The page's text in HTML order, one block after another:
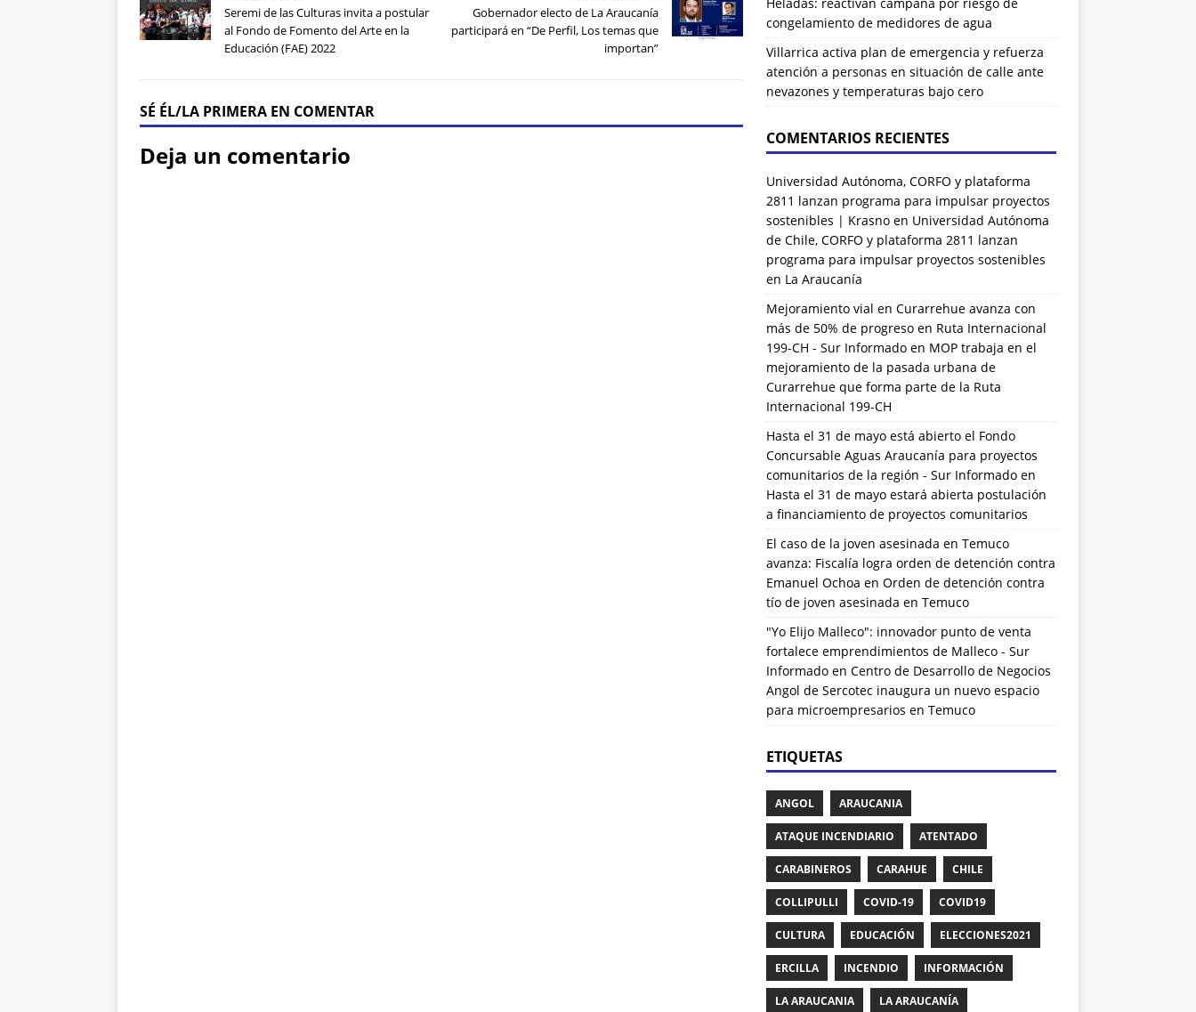
Seremi de las Culturas invita a postular
al Fondo de Fomento del Arte en la
Educación (FAE) 2022
Gobernador electo de La Araucanía
participará en “De Perfil, Los temas que
importan”
SÉ ÉL/LA PRIMERA EN COMENTAR
Deja un comentario
congelamiento de medidores de agua
Villarrica activa plan de emergencia y refuerza
atención a personas en situación de calle ante
nevazones y temperaturas bajo cero
COMENTARIOS RECIENTES
Universidad Autónoma, CORFO y plataforma
2811 lanzan programa para impulsar proyectos
sostenibles | Krasnoen Universidad Autónoma
de Chile, CORFO y plataforma 2811 lanzan
programa para impulsar proyectos sostenibles
en La Araucanía
Mejoramiento vial en Curarrehue avanza con
más de 50% de progreso en Ruta Internacional
199-CH - Sur Informadoen MOP trabaja en el
mejoramiento de la pasada urbana de
Curarrehue que forma parte de la Ruta
Internacional 199-CH
Hasta el 31 de mayo está abierto el Fondo
Concursable Aguas Araucanía para proyectos
comunitarios de la región - Sur Informadoen
Hasta el 31 de mayo estará abierta postulación
a financiamiento de proyectos comunitarios
El caso de la joven asesinada en Temuco
avanza: Fiscalía logra orden de detención contra
Emanuel Ochoa en Orden de detención contra
tío de joven asesinada en Temuco
"Yo Elijo Malleco": innovador punto de venta
fortalece emprendimientos de Malleco - Sur
Informadoen Centro de Desarrollo de Negocios
Angol de Sercotec inaugura un nuevo espacio
para microempresarios en Temuco
ETIQUETAS
ANGOL ARAUCANIA
ATAQUE INCENDIARIO ATENTADO
CARABINEROS CARAHUE CHILE
COLLIPULLI COVID-19 COVID19
CULTURA EDUCACIÓN ELECCIONES2021
ERCILLA INCENDIO INFORMACIÓN
LA ARAUCANIA LA ARAUCANÍA